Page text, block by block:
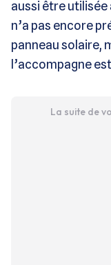
aussi être utilisée
n’a pas encore
panneau solaire,
l’accompagne
La suite de